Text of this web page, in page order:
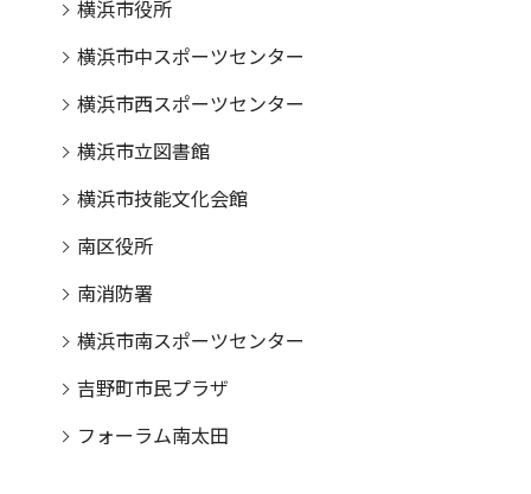
横浜市役所
横浜市中スポーツセンター
横浜市西スポーツセンター
横浜市立図書館
横浜市技能文化会館
南区役所
南消防署
横浜市南スポーツセンター
吉野町市民プラザ
フォーラム南太田